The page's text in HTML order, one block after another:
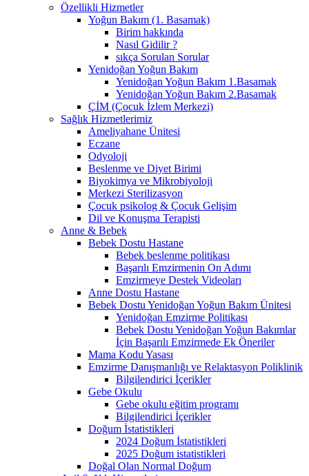
Özellikli Hizmetler
Yoğun Bakım (1. Basamak)
Birim hakkında
Nasıl Gidilir ?
sıkça Sorulan Sorular
Yenidoğan Yoğun Bakım
Yenidoğan Yoğun Bakım 1.Basamak
Yenidoğan Yoğun Bakım 2.Basamak
ÇİM (Çocuk İzlem Merkezi)
Sağlık Hizmetlerimiz
Ameliyahane Ünitesi
Eczane
Odyoloji
Beslenme ve Diyet Birimi
Biyokimya ve Mikrobiyoloji
Merkezi Sterilizasyon
Çocuk psikolog & Çocuk Gelişim
Dil ve Konuşma Terapisti
Anne & Bebek
Bebek Dostu Hastane
Bebek beslenme politikası
Başarılı Emzirmenin On Adımı
Emzirmeye Destek Videoları
Anne Dostu Hastane
Bebek Dostu Yenidoğan Yoğun Bakım Ünitesi
Yenidoğan Emzirme Politikası
Bebek Dostu Yenidoğan Yoğun Bakımlar
İçin Başarılı Emzirmede Ek Öneriler
Mama Kodu Yasası
Emzirme Danışmanlığı ve Relaktasyon Poliklinik
Bilgilendirici İçerikler
Gebe Okulu
Gebe okulu eğitim programı
Bilgilendirici İçerikler
Doğum İstatistikleri
2024 Doğum İstatistikleri
2025 Doğum istatistikleri
Doğal Olan Normal Doğum